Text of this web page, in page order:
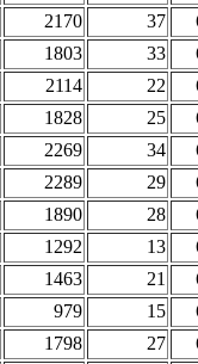
2170 37
1803 33
2114 22
1828 25
2269 34
2289 29
1890 28
1292 13
1463 21
979 15
1798 27